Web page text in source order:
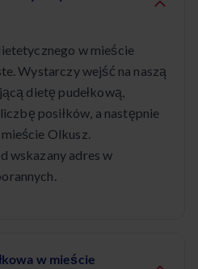
w mieście
Wystarczy wejść na naszą
dietę pudełkową,
posiłków, a następnie
Olkusz.
wskazany adres w
w mieście